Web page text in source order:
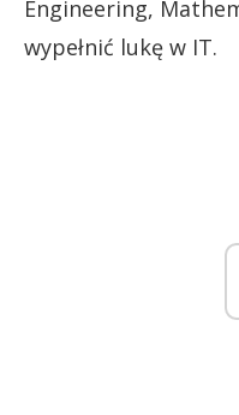
Engineering,
wypełnić lukę w IT.